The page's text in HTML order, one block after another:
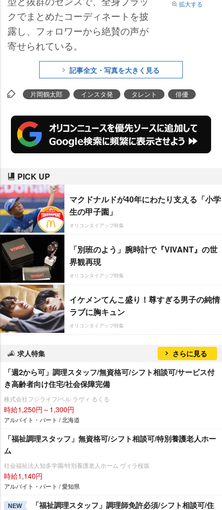
拡大する
クでまとめたコーディネートを披
露し、フォロワーから絶賛の声が
寄せられている。
記事全文・写真を大きく見る
片岡鶴太郎 インスタ発 タレント 俳優
PICK UP
マクドナルドが40年にわたり支える「小学
生の甲子園」
オリコンタイアップ特集
「別班のよう」腕時計で『VIVANT』の世
界観再現
オリコンタイアップ特集
イケメンてんこ盛り！尊すぎる男子の純情
ラブに胸キュン
オリコンタイアップ特集
求人特集 さらに見る
「週2から可」調理スタッフ/無資格可/シフト相談可/サービス付
き高齢者向け住宅/社会保障完備
株式会社フジライフ/ベル ラヴィ るくる
時給1,250円～1,300円
アルバイト・パート / 北海道
「福祉調理スタッフ」無資格可/シフト相談可/特別養護老人ホー
ム
社会福祉法人知多学園/特別養護老人ホーム ヴィラ桜坂
時給1,140円
アルバイト・パート / 愛知県
NEW
「福祉調理スタッフ」調理師免許必須/シフト相談可/住